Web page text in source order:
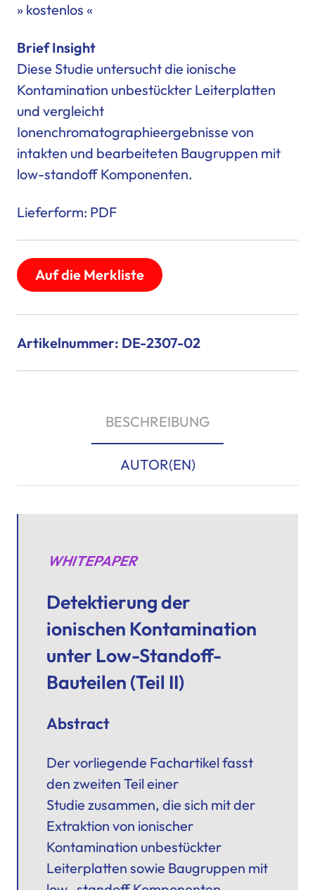
» kostenlos «
Brief Insight
Diese Studie untersucht die ionische
Kontamination unbestückter Leiterplatten
und vergleicht
Ionenchromatographieergebnisse von
intakten und bearbeiteten Baugruppen mit
low-standoff Komponenten.
Lieferform: PDF
Auf die Merkliste
Artikelnummer: DE-2307-02
BESCHREIBUNG
AUTOR(EN)
WHITEPAPER
Detektierung der
ionischen Kontamination
unter Low-Standoff-
Bauteilen (Teil II)
Abstract
Der vorliegende Fachartikel fasst
den zweiten Teil einer
Studie zusammen, die sich mit der
Extraktion von ionischer
Kontamination unbestückter
Leiterplatten sowie Baugruppen mit